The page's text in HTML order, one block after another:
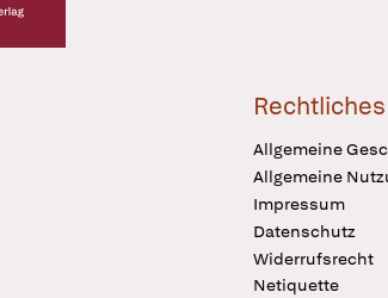
Rechtliches
Allgemeine
Allgemeine
Impressum
Datenschutz
Widerrufsrecht
Netiquette